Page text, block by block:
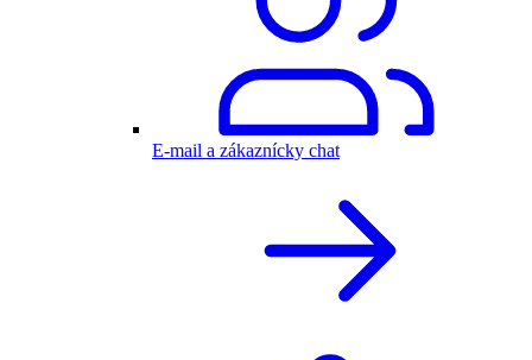
E-mail a zákaznícky chat